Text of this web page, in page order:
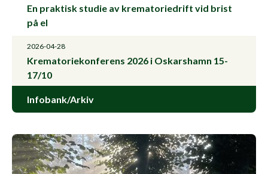
En praktisk studie av krematoriedrift vid brist
på el
2026-04-28
Krematoriekonferens 2026 i Oskarshamn 15-
17/10
Infobank/Arkiv